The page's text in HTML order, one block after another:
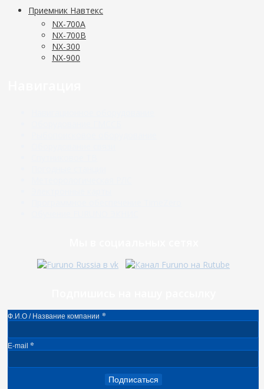
Приемник Навтекс
NX-700A
NX-700B
NX-300
NX-900
Ф.И.О / Название компании *
E-mail *
Подписаться